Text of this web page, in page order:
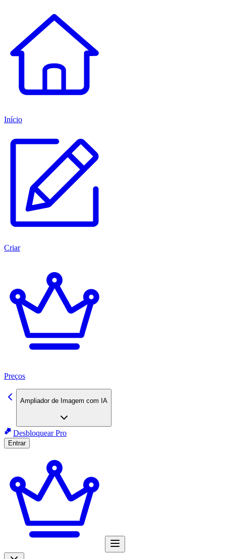
Início
Criar
Preços
Ampliador de Imagem com IA
Desbloquear Pro
Entrar